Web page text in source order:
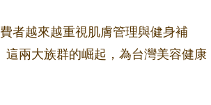
者越來越重視肌膚管理與健身補
這兩大族群的崛起，為台灣美容健康